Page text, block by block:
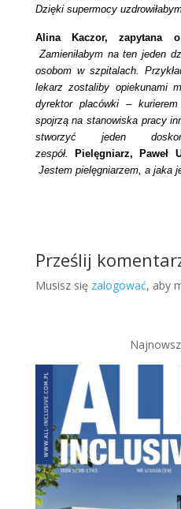
Dzięki supermocy
Alina Kaczor,
Zamieniłabym na ten jeden
osobom w szpitalach.
lekarz zostaliby opiekunami
dyrektor placówki –
spojrzą na stanowiska pracy
stworzyć jeden
zespół.
Pielęgniarz, Paweł
Jestem pielęgniarzem, a jaka
Prześlij
Musisz się zalogować, aby